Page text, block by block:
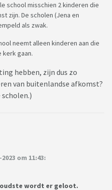
school misschien 2 kinderen die
zijn. De scholen (Jena en
als zwak.
neemt alleen kinderen aan die
gaan.
hebben, zijn dus zo
van buitenlandse afkomst?
om 11:43:
wordt er geloot.